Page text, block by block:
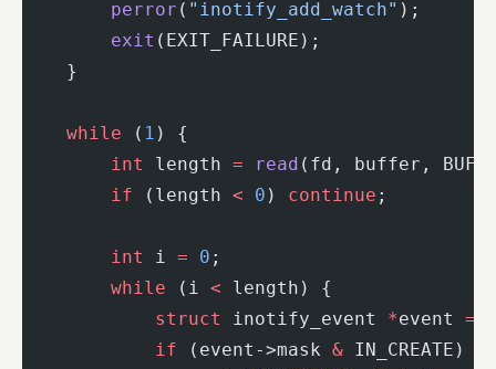
        perror
( "inotify_add_watch" );
        exit
(EXIT_FAILURE);
    }
    while
( 1 ) {
        int
length = read (fd, buffer,
        if
(length < 0 ) continue ;
        int
i = 0 ;
        while
(i < length) {
            struct
inotify_event *event =
            if
(event->mask & IN_CREATE) {